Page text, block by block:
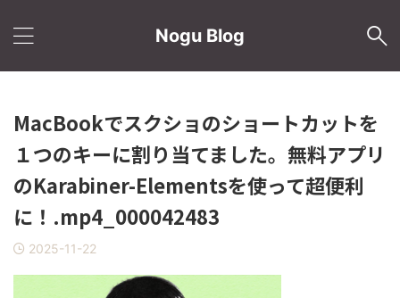
Nogu Blog
MacBookでスクショのショートカットを
１つのキーに割り当てました。無料アプリ
のKarabiner-Elementsを使って超便利
に！.mp4_000042483
2025-11-22